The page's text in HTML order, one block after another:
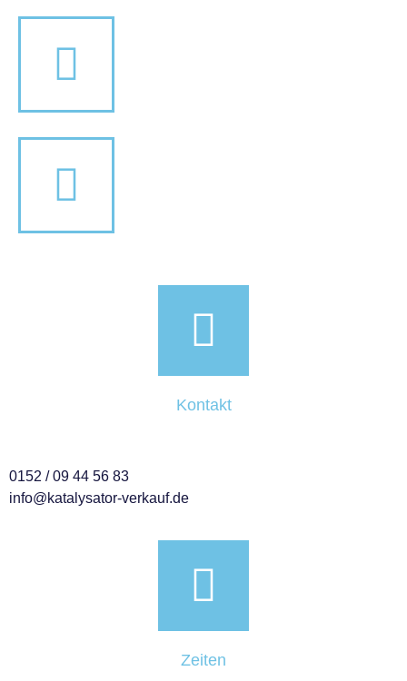
Kontakt
0152 / 09 44 56 83
info@katalysator-verkauf.de
Zeiten